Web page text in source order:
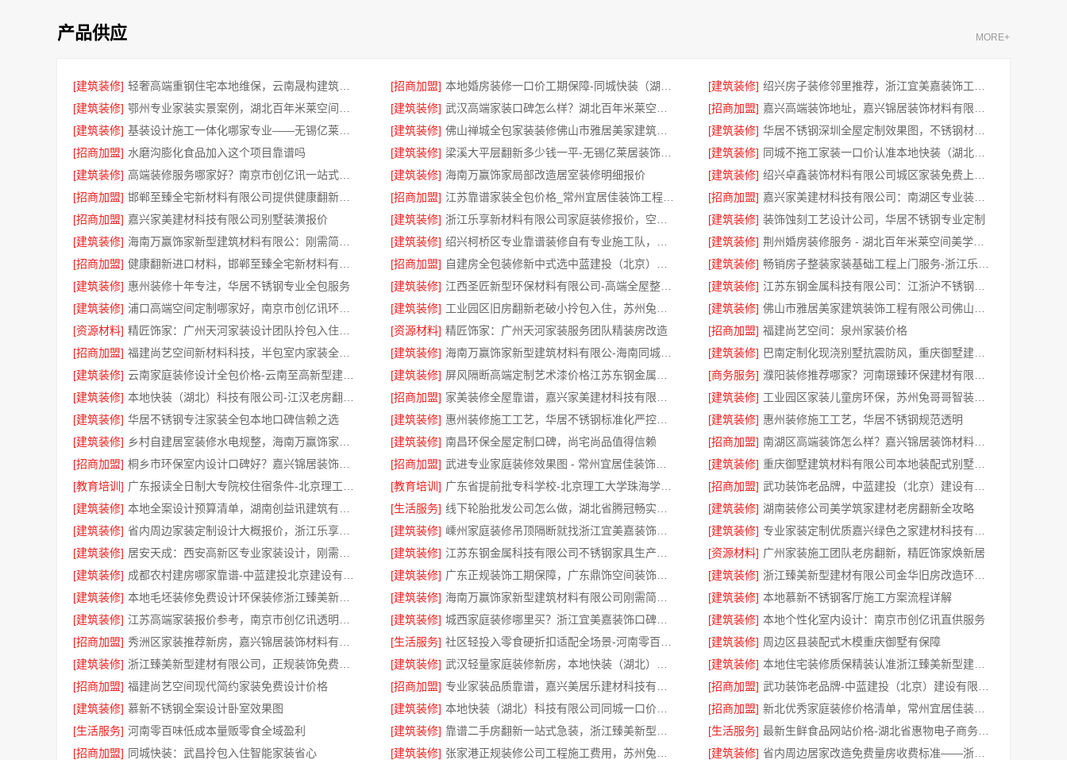
产品供应 MORE+
[建筑装修] [招商加盟] [建筑装修]
[建筑装修]
[建筑装修] [招商加盟]
[建筑装修]
[建筑装修] [建筑装修]
[招商加盟] 水磨沟膨化食品加入这个项目靠谱吗 [建筑装修] [建筑装修]
[建筑装修]
[建筑装修] 海南万赢饰家局部改造居室装修明细报价 [建筑装修]
[招商加盟]
[招商加盟] [招商加盟]
[招商加盟] 嘉兴家美建材科技有限公司别墅装潢报价 [建筑装修] [建筑装修] 装饰蚀刻工艺设计公司，华居不锈钢专业定制
[建筑装修]
[建筑装修] [建筑装修]
[招商加盟]
[招商加盟] [建筑装修]
[建筑装修] 惠州装修十年专注，华居不锈钢专业全包服务 [建筑装修] [建筑装修]
[建筑装修]
[建筑装修] [建筑装修]
[资源材料]
[资源材料] 精匠饰家：广州天河家装服务团队精装房改造 [招商加盟] 福建尚艺空间：泉州家装价格
[招商加盟]
[建筑装修] [建筑装修]
[建筑装修]
[建筑装修] [商务服务]
[建筑装修]
[招商加盟] [建筑装修]
[建筑装修] 华居不锈钢专注家装全包本地口碑信赖之选 [建筑装修] [建筑装修] 惠州装修施工工艺，华居不锈钢规范透明
[建筑装修]
[建筑装修] 南昌环保全屋定制口碑，尚宅尚品值得信赖 [招商加盟]
[招商加盟]
[招商加盟] [建筑装修]
[教育培训]
[教育培训] [招商加盟]
[建筑装修]
[生活服务] [建筑装修] 湖南装修公司美学筑家建材老房翻新全攻略
[建筑装修]
[建筑装修] [建筑装修]
[建筑装修]
[建筑装修] [资源材料] 广州家装施工团队老房翻新，精匠饰家焕新居
[建筑装修]
[建筑装修] [建筑装修]
[建筑装修]
[建筑装修] [建筑装修] 本地慕新不锈钢客厅施工方案流程详解
[建筑装修]
[建筑装修] [建筑装修] 本地个性化室内设计：南京市创亿讯直供服务
[招商加盟]
[生活服务] [建筑装修] 周边区县装配式木模重庆御墅有保障
[建筑装修]
[建筑装修] [建筑装修]
[招商加盟] 福建尚艺空间现代简约家装免费设计价格 [招商加盟] [招商加盟]
[建筑装修] 慕新不锈钢全案设计卧室效果图 [建筑装修] [招商加盟]
[生活服务] 河南零百味低成本量贩零食全域盈利 [建筑装修] [生活服务]
[招商加盟] 同城快装：武昌拎包入住智能家装省心 [建筑装修] [建筑装修]